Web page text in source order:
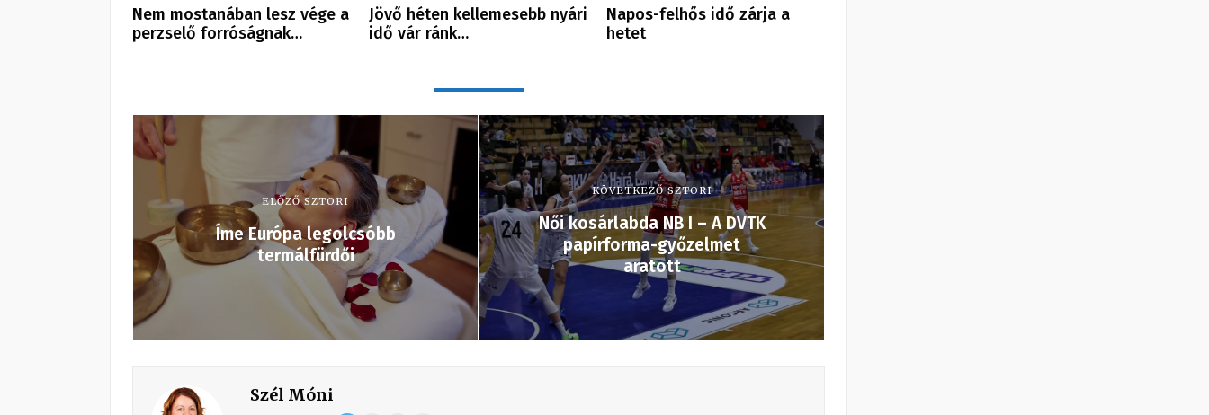
Nem mostanában lesz vége a
perzselő forróságnak…
Jövő héten kellemesebb nyári
idő vár ránk…
Napos-felhős idő zárja a
hetet
ELŐZŐ SZTORI
Íme Európa legolcsóbb
termálfürdői
KÖVETKEZŐ SZTORI
Női kosárlabda NB I – A DVTK
papírforma-győzelmet
aratott
Szél Móni